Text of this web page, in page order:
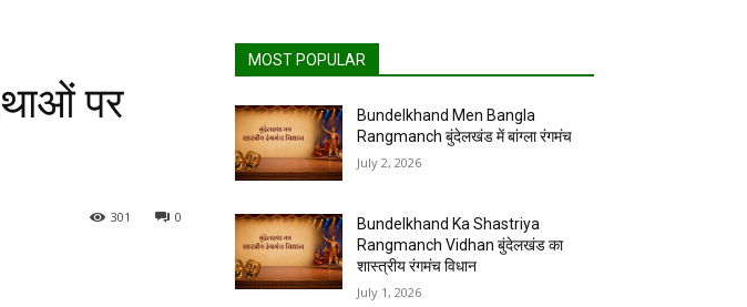
पर
0
301
MOST POPULAR
Bundelkhand Men Bangla
Rangmanch बुंदेलखंड में बांग्ला रंगमंच
July 2, 2026
Bundelkhand Ka Shastriya
Rangmanch Vidhan बुंदेलखंड का
शास्त्रीय रंगमंच विधान
July 1, 2026